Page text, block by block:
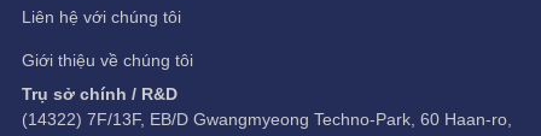
Liên hệ với chúng tôi
Giới thiệu về chúng tôi
Trụ sở chính / R&D
(14322) 7F/13F, EB/D Gwangmyeong Techno-Park, 60 Haan-ro,